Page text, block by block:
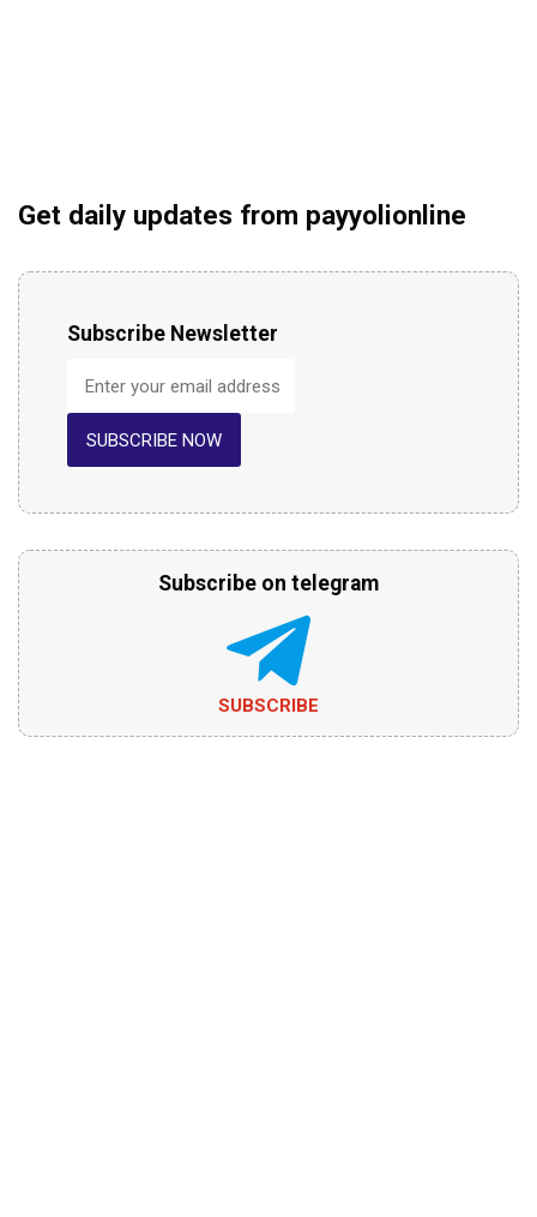
Get daily updates from payyolionline
Subscribe Newsletter
SUBSCRIBE NOW
Subscribe on telegram
SUBSCRIBE